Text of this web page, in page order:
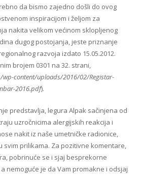
da bismo zajedno došli do ovog
inspiracijom i željom za
nakita velikom većinom sklopljenog
dugog postojanja, jeste priznanje
razvoja izdato 15.05.2012.
brojem 0301 na 32. strani,
content/uploads/2016/02/Registar-
2016.pdf).
predstavlja, legura Alpak sačinjena od
uzročnicima alergijskih reakcija i
nakit iz naše umetničke radionice,
svim prilikama. Za pozitivne komentare,
pobrinuće se i sjaj besprekorne
nemoguće je da Vam promakne i odsjaj